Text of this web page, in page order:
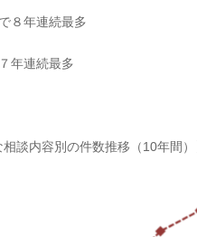
８年連続最多
年連続最多
相談内容別の件数推移（10年間